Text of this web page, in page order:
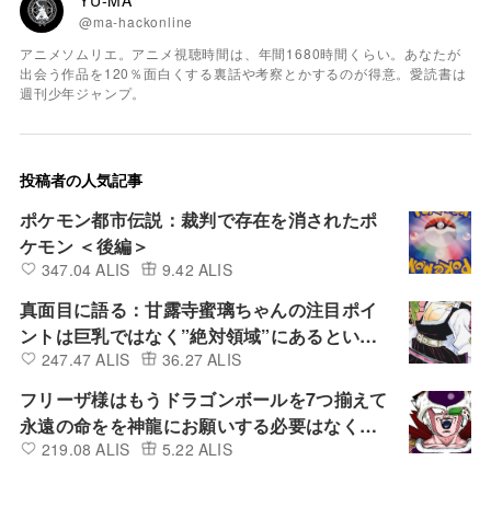
@ma-hackonline
アニメソムリエ。アニメ視聴時間は、年間1680時間くらい。あなたが
出会う作品を120％面白くする裏話や考察とかするのが得意。愛読書は
週刊少年ジャンプ。
投稿者の人気記事
ポケモン都市伝説：裁判で存在を消されたポ
ケモン ＜後編＞
347.04 ALIS 9.42 ALIS
真面目に語る：甘露寺蜜璃ちゃんの注目ポイ
ントは巨乳ではなく”絶対領域”にあるという
話＜後編＞
247.47 ALIS 36.27 ALIS
フリーザ様はもうドラゴンボールを7つ揃えて
永遠の命をを神龍にお願いする必要はなくな
った🐲
219.08 ALIS 5.22 ALIS